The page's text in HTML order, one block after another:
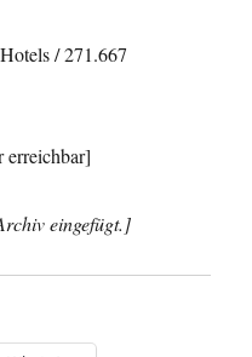
/ 271.667
eingefügt.]